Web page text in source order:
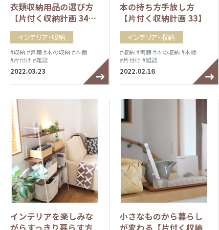
衣類収納用品の選び方
【片付く収納計画 34…
インテリア・収納
#収納 #書籍 #本の収納 #本棚
#片付け #雑誌
2022.03.23
本の持ち方手放し方
【片付く収納計画 33】
インテリア・収納
#収納 #書籍 #本の収納 #本棚
#片付け #雑誌
2022.02.16
インテリアを楽しみな
小さなものから暮らし